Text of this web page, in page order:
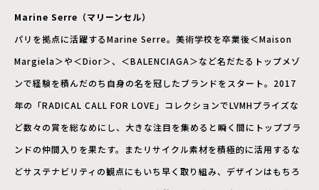
Marine Serre（マリーンセル）
パリを拠点に活躍するMarine Serre。美術学校を卒業後＜Maison
Margiela＞や＜Dior＞、＜BALENCIAGA＞など名だたるトップメゾ
ンで経験を積んだのち自身の名を冠したブランドをスタート。2017
年の「RADICAL CALL FOR LOVE」コレクションでLVMHプライズな
ど数々の賞を総なめにし、大きな注目を集めると瞬く間にトップブラ
ンドの仲間入りを果たす。またリサイクル素材を積極的に活用するな
どサステナビリティの観点にもいち早く取り組み、デザインはもちろ